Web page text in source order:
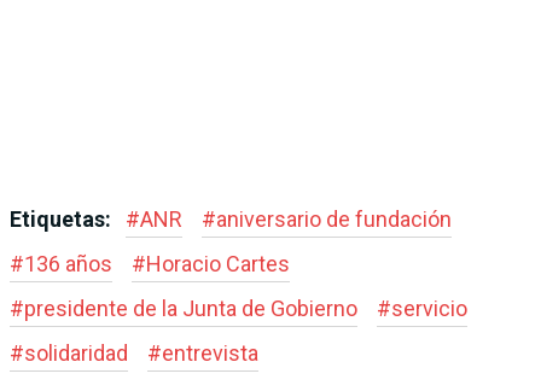
Etiquetas: #ANR #aniversario de fundación
#136 años #Horacio Cartes
#presidente de la Junta de Gobierno #servicio
#solidaridad #entrevista